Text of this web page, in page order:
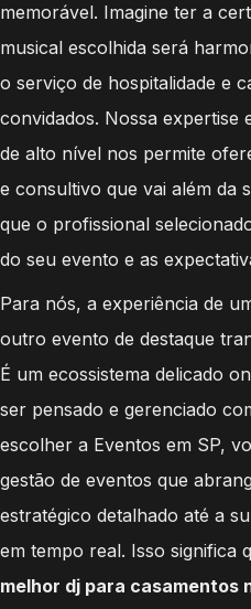
memorável. Imagine ter a
musical escolhida será
o serviço de hospitalidade e
convidados. Nossa expertise
de alto nível nos permite
e consultivo que vai além da
que o profissional
do seu evento e as
Para nós, a experiência de
outro evento de destaque
É um ecossistema delicado
ser pensado e gerenciado
escolher a Eventos em SP,
gestão de eventos que
estratégico detalhado até a
em tempo real. Isso significa
melhor dj para casamentos